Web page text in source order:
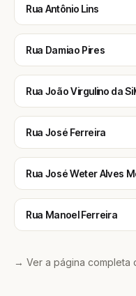
Rua Antônio Lins
Rua Damiao Pires
Rua João Virgulino da
Rua José Ferreira
Rua José Weter Alves
Rua Manoel Ferreira
→ Ver a página completa